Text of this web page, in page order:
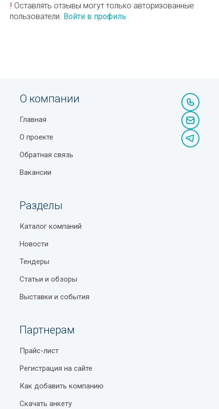
! Оставлять отзывы могут только авторизованные
пользователи. Войти в профиль
О компании
Главная
О проекте
Обратная связь
Вакансии
Разделы
Каталог компаний
Новости
Тендеры
Статьи и обзоры
Выставки и события
Партнерам
Прайс-лист
Регистрация на сайте
Как добавить компанию
Скачать анкету